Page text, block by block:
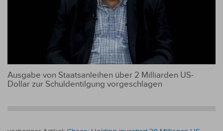
Ausgabe von Staatsanleihen über 2 Milliarden US-
Dollar zur Schuldentilgung vorgeschlagen